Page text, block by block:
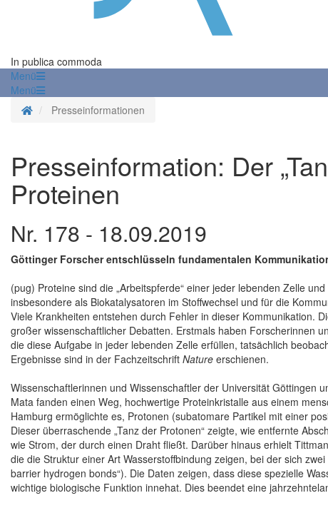
In publica commoda
Menü
Menü
StartseitePresseinformationen
Presseinformation: Der
Proteinen
Nr. 178 - 18.09.2019
Göttinger Forscher entschlüsseln fundamentalen
(pug) Proteine sind die „Arbeitspferde“ einer jeder lebenden Zelle
insbesondere als Biokatalysatoren im Stoffwechsel und für die
Viele Krankheiten entstehen durch Fehler in dieser Kommunikation.
großer wissenschaftlicher Debatten. Erstmals haben Forscherinnen
die diese Aufgabe in jeder lebenden Zelle erfüllen, tatsächlich
Ergebnisse sind in der Fachzeitschrift Nature erschienen.
Wissenschaftlerinnen und Wissenschaftler der Universität Göttingen
Mata fanden einen Weg, hochwertige Proteinkristalle aus einem
Hamburg ermöglichte es, Protonen (subatomare Partikel mit einer
Dieser überraschende „Tanz der Protonen“ zeigte, wie entfernte
wie Strom, der durch einen Draht fließt. Darüber hinaus erhielt
die die Struktur einer Art Wasserstoffbindung zeigen, bei der sich
barrier hydrogen bonds“). Die Daten zeigen, dass diese spezielle
wichtige biologische Funktion innehat. Dies beendet eine